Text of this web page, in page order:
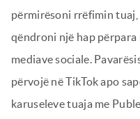
përmirësoni rrëfimin
qëndroni një hap
mediave sociale.
përvojë në TikTok apo
karuseleve tuaja me